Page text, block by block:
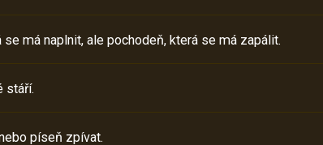
se má naplnit, ale pochodeň, která se má zapálit.
stáří.
píseň zpívat.